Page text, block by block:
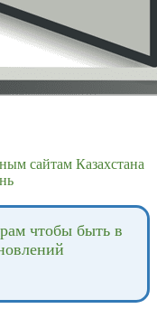
сайтам Казахстана
чтобы быть в